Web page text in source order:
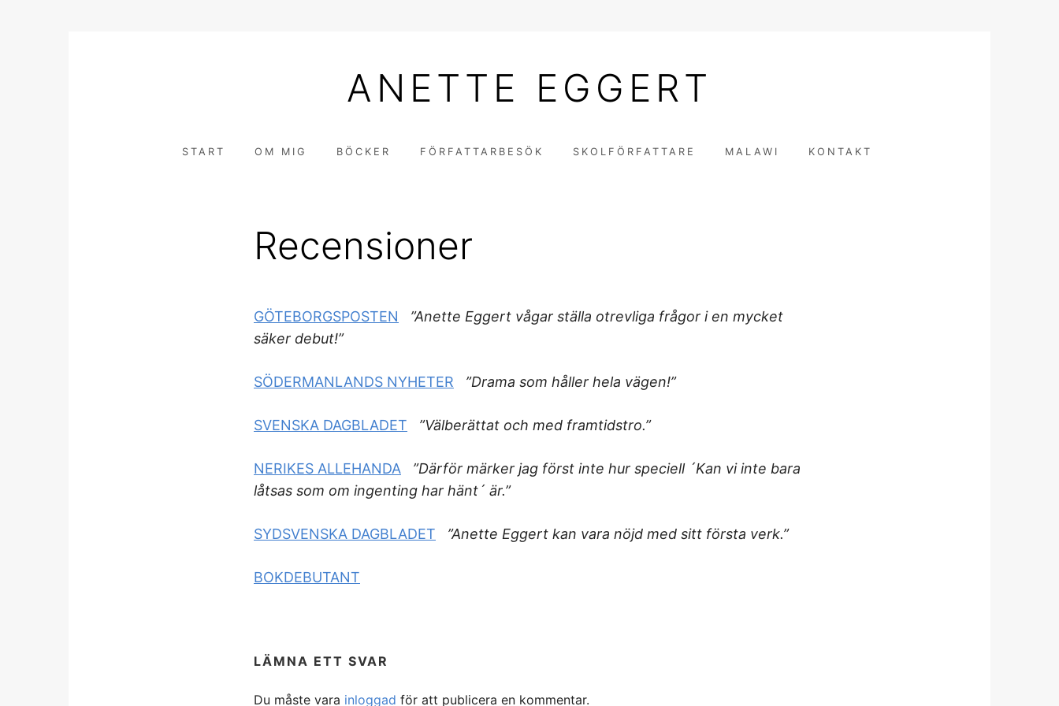
ANETTE EGGERT
START OM MIG BÖCKER FÖRFATTARBESÖK SKOLFÖRFATTARE MALAWI KONTAKT
Recensioner
GÖTEBORGSPOSTEN
”Anette Eggert vågar ställa otrevliga frågor i en mycket
säker debut!”
SÖDERMANLANDS NYHETER ”Drama som håller hela vägen!”
SVENSKA DAGBLADET ”Välberättat och med framtidstro.”
NERIKES ALLEHANDA
”Därför märker jag först inte hur speciell ´Kan vi inte bara
låtsas som om ingenting har hänt´ är.”
SYDSVENSKA DAGBLADET ”Anette Eggert kan vara nöjd med sitt första verk.”
BOKDEBUTANT
LÄMNA ETT SVAR
Du måste vara inloggad för att publicera en kommentar.